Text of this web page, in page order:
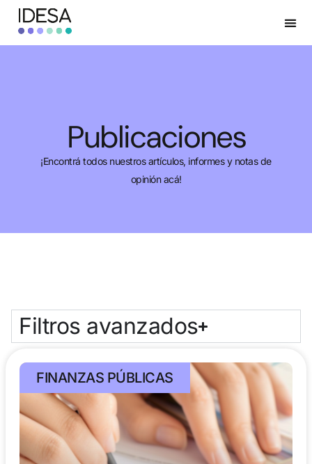
Publicaciones
¡Encontrá todos nuestros artículos, informes y notas de
opinión acá!
Filtros avanzados
FINANZAS PÚBLICAS